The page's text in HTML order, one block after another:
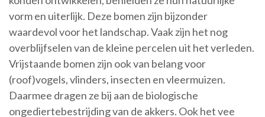
vorm en uiterlijk. Deze bomen zijn bijzonder
waardevol voor het landschap. Vaak zijn het nog
overblijfselen van de kleine percelen uit het verleden.
Vrijstaande bomen zijn ook van belang voor
(roof)vogels, vlinders, insecten en vleermuizen.
Daarmee dragen ze bij aan de biologische
ongediertebestrijding van de akkers. Ook het vee